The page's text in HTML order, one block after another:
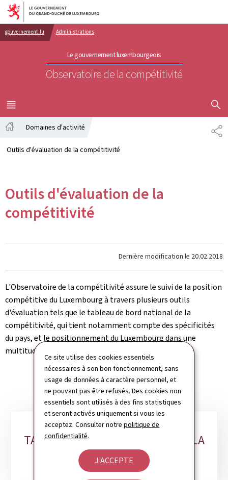
Ce site utilise des cookies essentiels
nécessaires à son bon fonctionnement, sans
usage de données à caractère personnel, et
ne pouvant pas être refusés. Des cookies non
essentiels sont utilisés à des fins statistiques
et seront activés uniquement si vous les
acceptez. Consulter notrepolitique de
confidentialité.
J'ACCEPTE
Aller au menu principal
Aller au contenu
gouvernement.lu Administrations
Le gouvernement luxembourgeois
Observatoire de la compétitivité
MENU
PRINCIPAL
Domaines d'activité
Outils d'évaluation de la compétitivité
Outils d'évaluation de la
compétitivité
Dernière modification le 20.02.2018
L'Observatoire de la compétitivité assure le suivi de la position
compétitive du Luxembourg à travers plusieurs outils
d'évaluation tels que le tableau de bord national de la
compétitivité, qui tient notamment compte des spécificités
du pays, et le positionnement du Luxembourg dans une
multitude de benchmarks internationaux.
rubriques
TABLEAU DE BORD NATIONAL DE LA
COMPÉTITIVITÉ